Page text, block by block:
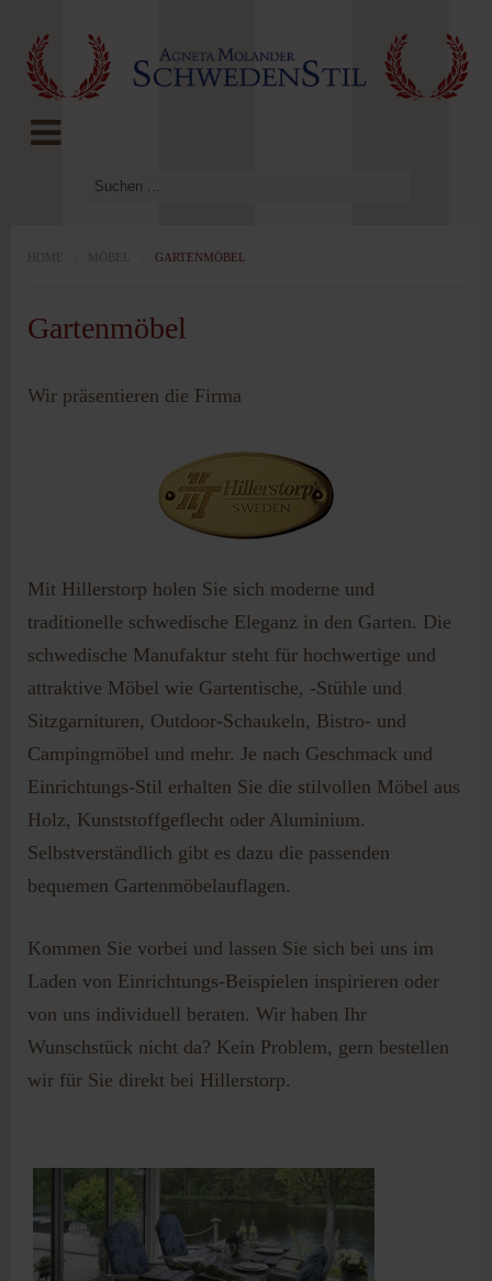
HOME MÖBEL GARTENMÖBEL
Gartenmöbel
Wir präsentieren die Firma
Mit Hillerstorp holen Sie sich moderne und
traditionelle schwedische Eleganz in den Garten. Die
schwedische Manufaktur steht für hochwertige und
attraktive Möbel wie Gartentische, -Stühle und
Sitzgarnituren, Outdoor-Schaukeln, Bistro- und
Campingmöbel und mehr. Je nach Geschmack und
Einrichtungs-Stil erhalten Sie die stilvollen Möbel aus
Holz, Kunststoffgeflecht oder Aluminium.
Selbstverständlich gibt es dazu die passenden
bequemen Gartenmöbelauflagen.
Kommen Sie vorbei und lassen Sie sich bei uns im
Laden von Einrichtungs-Beispielen inspirieren oder
von uns individuell beraten. Wir haben Ihr
Wunschstück nicht da? Kein Problem, gern bestellen
wir für Sie direkt bei Hillerstorp.
Angemeldet
Passwort vergessen?
Benutzername vergessen?